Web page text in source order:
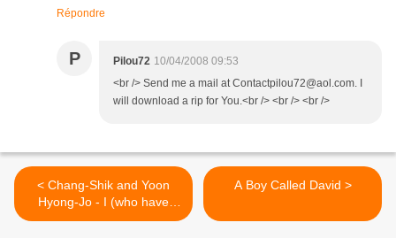
Répondre
P Pilou72 10/04/2008 09:53
<br /> Send me a mail at Contactpilou72@aol.com. I
will download a rip for You.<br /> <br /> <br />
< Chang-Shik and Yoon
Hyong-Jo - I (who have
nothing)
A Boy Called David >